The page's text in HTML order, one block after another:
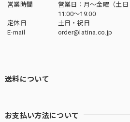
営業時間
営業日：月〜金曜（土日
11:00〜19:00
定休日
土日・祝日
E-mail
order@latina.co.jp
送料について
お支払い方法について